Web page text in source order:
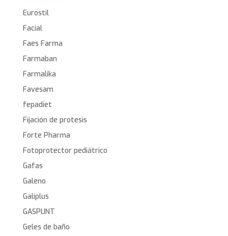
Eurostil
Facial
Faes Farma
Farmaban
Farmalika
Favesam
fepadiet
Fijación de protesis
Forte Pharma
Fotoprotector pediátrico
Gafas
Galeno
Galiplus
GASPUNT
Geles de baño